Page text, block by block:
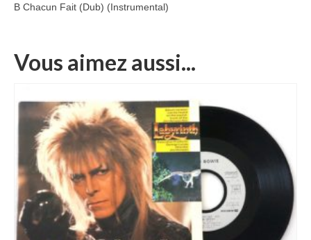
B Chacun Fait (Dub) (Instrumental)
Vous aimez aussi...